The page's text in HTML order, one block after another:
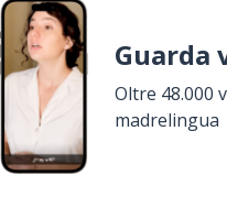
Guarda
Oltre 48.000
madrelingua